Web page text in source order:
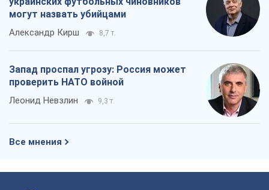
могут назвать убийцами
Александр Кирш 8,7 т.
Запад проспал угрозу: Россия может
проверить НАТО войной
Леонид Невзлин 9,3 т.
Все мнения